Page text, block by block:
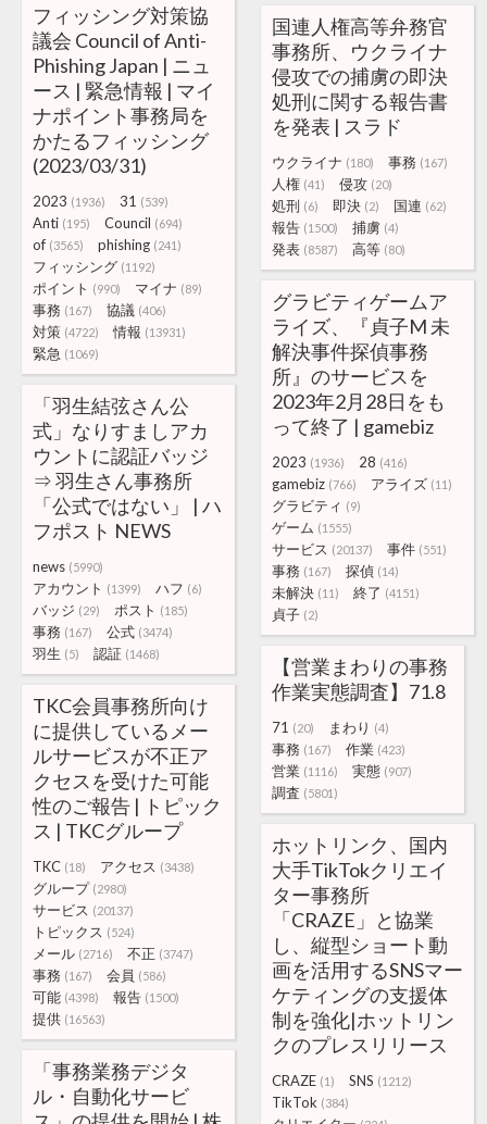
フィッシング対策協
議会 Council of Anti-
Phishing Japan | ニュ
ース | 緊急情報 | マイ
ナポイント事務局を
かたるフィッシング
(2023/03/31)
2023 (1936) 31 (539)
Anti (195) Council (694)
of (3565) phishing (241)
フィッシング (1192)
ポイント (990) マイナ (89)
事務 (167) 協議 (406)
対策 (4722) 情報 (13931)
緊急 (1069)
国連人権高等弁務官
事務所、ウクライナ
侵攻での捕虜の即決
処刑に関する報告書
を発表 | スラド
ウクライナ (180) 事務 (167)
人権 (41) 侵攻 (20)
処刑 (6) 即決 (2) 国連 (62)
報告 (1500) 捕虜 (4)
発表 (8587) 高等 (80)
グラビティゲームア
ライズ、『貞子M 未
解決事件探偵事務
所』のサービスを
2023年2月28日をも
って終了 | gamebiz
2023 (1936) 28 (416)
gamebiz (766) アライズ (11)
グラビティ (9)
ゲーム (1555)
サービス (20137) 事件 (551)
事務 (167) 探偵 (14)
未解決 (11) 終了 (4151)
貞子 (2)
「羽生結弦さん公
式」なりすましアカ
ウントに認証バッジ
⇒ 羽生さん事務所
「公式ではない」 | ハ
フポスト NEWS
news (5990)
アカウント (1399) ハフ (6)
バッジ (29) ポスト (185)
事務 (167) 公式 (3474)
羽生 (5) 認証 (1468)
【営業まわりの事務
作業実態調査】71.8
71 (20) まわり (4)
事務 (167) 作業 (423)
営業 (1116) 実態 (907)
調査 (5801)
TKC会員事務所向け
に提供しているメー
ルサービスが不正ア
クセスを受けた可能
性のご報告 | トピック
ス | TKCグループ
TKC (18) アクセス (3438)
グループ (2980)
サービス (20137)
トピックス (524)
メール (2716) 不正 (3747)
事務 (167) 会員 (586)
可能 (4398) 報告 (1500)
提供 (16563)
ホットリンク、国内
大手TikTokクリエイ
ター事務所
「CRAZE」と協業
し、縦型ショート動
画を活用するSNSマー
ケティングの支援体
制を強化|ホットリン
クのプレスリリース
CRAZE (1) SNS (1212)
TikTok (384)
「事務業務デジタ
ル・自動化サービ